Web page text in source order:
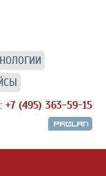
+7 (495) 363-59-15